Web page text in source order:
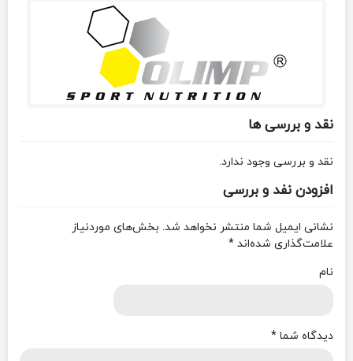
نقد و بررسی ها
نقد و بررسی وجود ندارد.
افزودن نفد و بررسی
نشانی ایمیل شما منتشر نخواهد شد. بخش‌های موردنیاز
علامت‌گذاری شده‌اند *
نام
دیدگاه شما *